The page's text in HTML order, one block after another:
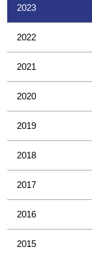
2023
2022
2021
2020
2019
2018
2017
2016
2015